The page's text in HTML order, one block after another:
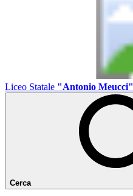
Liceo Statale "Antonio Meucci"
Cerca